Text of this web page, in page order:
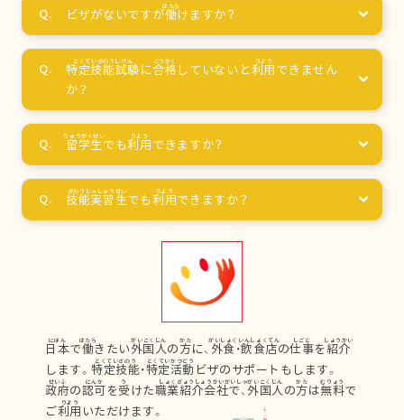
ビザがないですが働けますか？
特定技能試験に合格 していないと利用 できません
か？
留学生でも利用 できますか？
技能実習生でも利用できますか？
日本で働きたい外国人の方に、 外食 ・飲食店の仕事を紹介
します。特定技能・特定活動 ビザのサポートもします。
政府の認可を受けた職業紹介会社で、 外国人の方は無料で
ご利用 いただけます。